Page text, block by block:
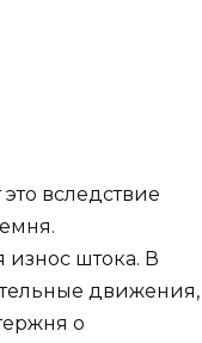
вследствие
износ штока. В
движения,
о